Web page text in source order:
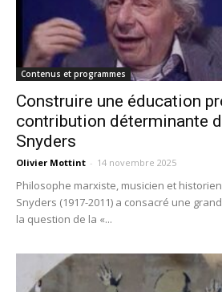
Contenus et programmes
Construire une éducation
contribution déterminante
Snyders
Olivier Mottint - 14 novembre 2025
Philosophe marxiste, musicien et
Snyders (1917-2011) a consacré une
la question de la «...